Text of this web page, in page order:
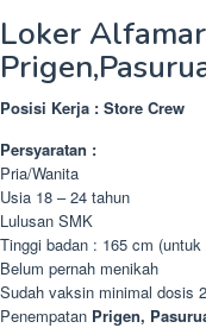
Loker
Posisi Kerja : Store Crew
Persyaratan :
Pria/Wanita
Usia 18 – 24 tahun
Lulusan SMK
Tinggi badan : 165 cm
Belum pernah menikah
Sudah vaksin minimal dosis 2
Penempatan Prigen,